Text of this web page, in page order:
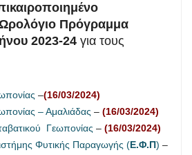
Πρόγραμμα
2023-24 για τους
–(16/03/2024)
– Αμαλιάδας – (16/03/2024)
Γεωπονίας – (16/03/2024)
Φυτικής Παραγωγής (Ε.Φ.Π) –